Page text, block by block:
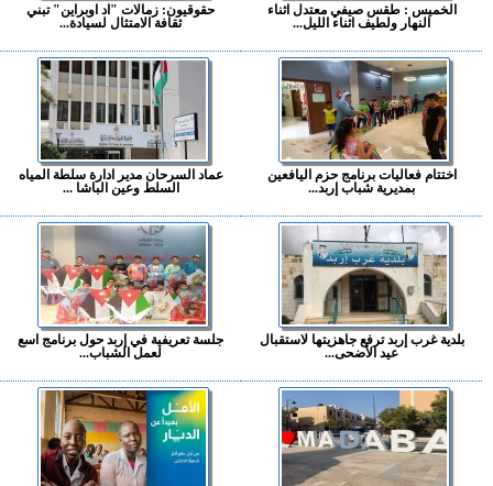
الخميس : طقس صيفي معتدل اثناء
النهار ولطيف اثناء الليل...
حقوقيون: زمالات "اد اوبراين" تبني
ثقافة الامتثال لسيادة...
اختتام فعاليات برنامج حزم اليافعين
بمديرية شباب إربد...
عماد السرحان مدير ادارة سلطة المياه
السلط وعين الباشا ...
بلدية غرب إربد ترفع جاهزيتها لاستقبال
عيد الأضحى...
جلسة تعريفية في إربد حول برنامج اسع
لعمل الشباب...